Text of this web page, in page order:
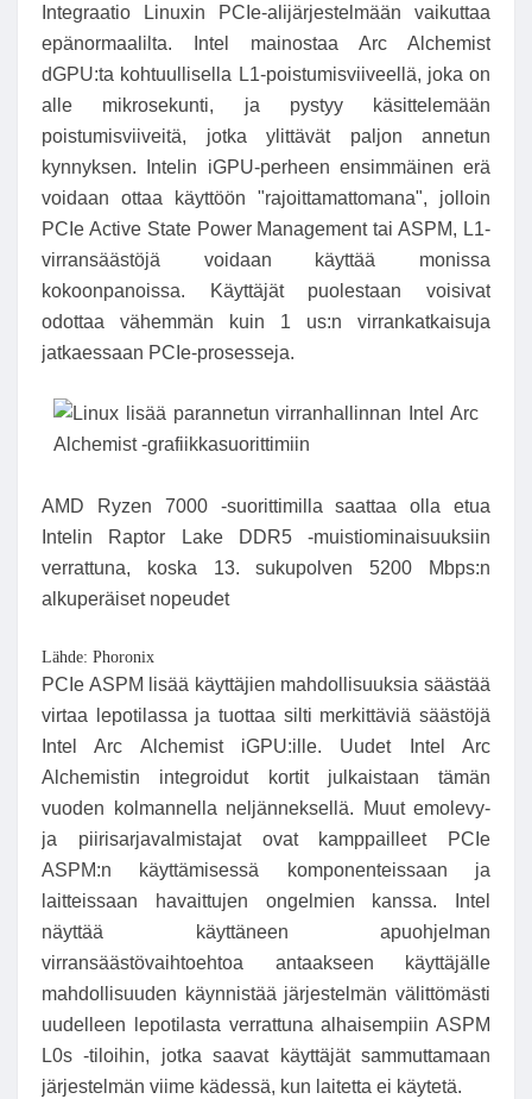
Integraatio Linuxin PCIe-alijärjestelmään vaikuttaa
epänormaalilta. Intel mainostaa Arc Alchemist
dGPU:ta kohtuullisella L1-poistumisviiveellä, joka on
alle mikrosekunti, ja pystyy käsittelemään
poistumisviiveitä, jotka ylittävät paljon annetun
kynnyksen. Intelin iGPU-perheen ensimmäinen erä
voidaan ottaa käyttöön "rajoittamattomana", jolloin
PCIe Active State Power Management tai ASPM, L1-
virransäästöjä voidaan käyttää monissa
kokoonpanoissa. Käyttäjät puolestaan ​​voisivat
odottaa vähemmän kuin 1 us:n virrankatkaisuja
jatkaessaan PCIe-prosesseja.
AMD Ryzen 7000 -suorittimilla saattaa olla etua
Intelin Raptor Lake DDR5 -muistiominaisuuksiin
verrattuna, koska 13. sukupolven 5200 Mbps:n
alkuperäiset nopeudet
Lähde: Phoronix
PCIe ASPM lisää käyttäjien mahdollisuuksia säästää
virtaa lepotilassa ja tuottaa silti merkittäviä säästöjä
Intel Arc Alchemist iGPU:ille. Uudet Intel Arc
Alchemistin integroidut kortit julkaistaan ​​tämän
vuoden kolmannella neljänneksellä. Muut emolevy-
ja piirisarjavalmistajat ovat kamppailleet PCIe
ASPM:n käyttämisessä komponenteissaan ja
laitteissaan havaittujen ongelmien kanssa. Intel
näyttää käyttäneen apuohjelman
virransäästövaihtoehtoa antaakseen käyttäjälle
mahdollisuuden käynnistää järjestelmän välittömästi
uudelleen lepotilasta verrattuna alhaisempiin ASPM
L0s -tiloihin, jotka saavat käyttäjät sammuttamaan
järjestelmän viime kädessä, kun laitetta ei käytetä.